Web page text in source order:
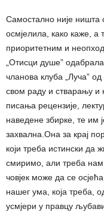
Самостално није ништа
осмјелила, како каже, а
приоритетним и
„Отисци душе”
чланова клуба „Луча”
свом раду и стварању и
писања рецензије,
наведене збирке, те им
захвална.Она за крај
који треба истински да
смиримо, али треба нам
човјек може да се
нашег ума, која треба,
усмјери у правцу